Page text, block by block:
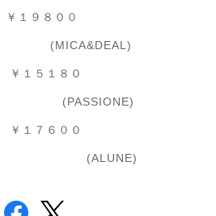
１９８００
５１８０
１７６００